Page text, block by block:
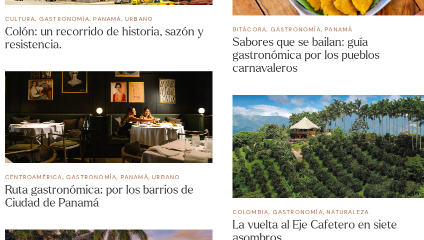
CULTURA, GASTRONOMÍA,PANAMÁ,URBANO
Colón: un recorrido de historia, sazón y
resistencia.
BITÁCORA, GASTRONOMÍA,PANAMÁ
Sabores que se bailan: guía
gastronómica por los pueblos
carnavaleros
CENTROAMÉRICA,GASTRONOMÍA, PANAMÁ,URBANO
Ruta gastronómica: por los barrios de
Ciudad de Panamá
COLOMBIA, GASTRONOMÍA,NATURALEZA
La vuelta al Eje Cafetero en siete